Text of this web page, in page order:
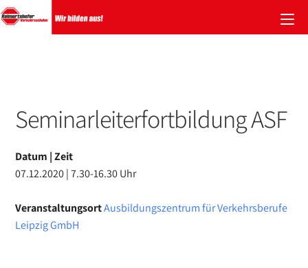
Zum
Inhalt
Seminarleiterfortbildung ASF
Datum | Zeit
07.12.2020 | 7.30-16.30 Uhr
VeranstaltungsortAusbildungszentrum für Verkehrsberufe
Leipzig GmbH